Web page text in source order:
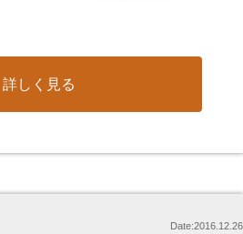
詳しく見る
Date:2016.12.26